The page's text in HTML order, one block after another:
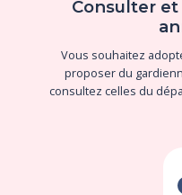
Consulter
Vous souhaitez
proposer du
consultez celles du